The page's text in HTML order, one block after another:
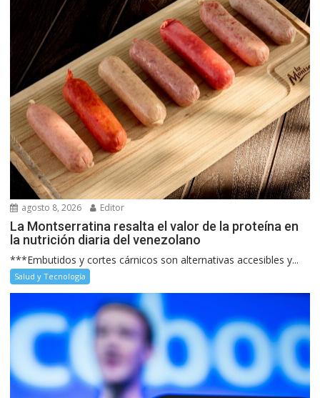
agosto 8, 2026 Editor
La Montserratina resalta el valor de la proteína en
la nutrición diaria del venezolano
***Embutidos y cortes cárnicos son alternativas accesibles y...
Salud y Tecnología